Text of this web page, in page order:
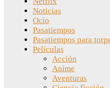
Noticias
Ocio
Pasatiempos
Pasatiempos para
Películas
Acción
Anime
Aventuras